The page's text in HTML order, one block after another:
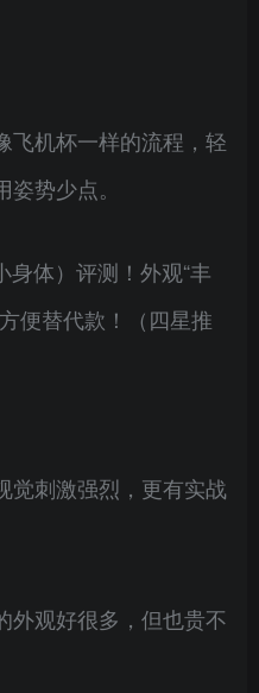
飞机杯一样的流程，轻
势少点。
觉刺激强烈，更有实战
外观好很多，但也贵不